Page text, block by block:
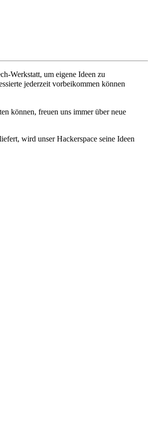
Werkstatt, um eigene Ideen zu
jederzeit vorbeikommen können
können, freuen uns immer über neue
wird unser Hackerspace seine Ideen